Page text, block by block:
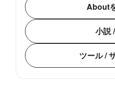
About
小説
ツール /